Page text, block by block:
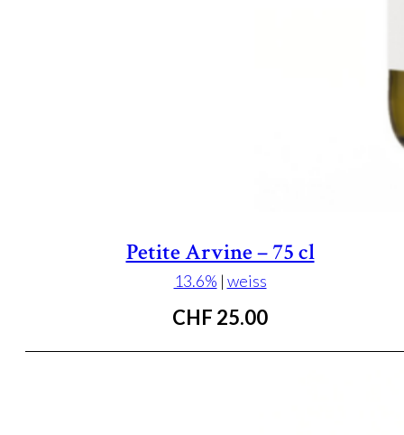
Petite Arvine – 75 cl
13.6% | weiss
CHF 25.00